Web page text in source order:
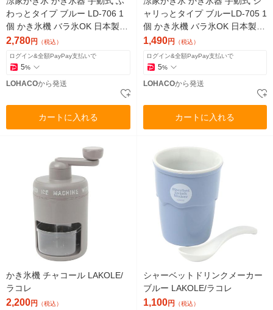
わっとタイプ ブルー LD-706 1
個 かき氷機 バラ氷OK 日本製
リバティーコーポレーション
2,780円 （税込）
ログイン&全額PayPay支払いで
5%
LOHACOから発送
カートに入れる
ャリっとタイプ ブルーLD-705 1
個 かき氷機 バラ氷OK 日本製
リバティーコーポレーション
1,490円 （税込）
ログイン&全額PayPay支払いで
5%
LOHACOから発送
カートに入れる
かき氷機 チャコール LAKOLE/
ラコレ
2,200円 （税込）
シャーベットドリンクメーカー
ブルー LAKOLE/ラコレ
1,100円 （税込）